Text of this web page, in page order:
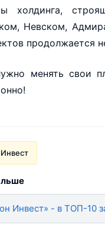
холдинга,
Невском,
продолжается
менять свои
Инвест» - в ТОП-10